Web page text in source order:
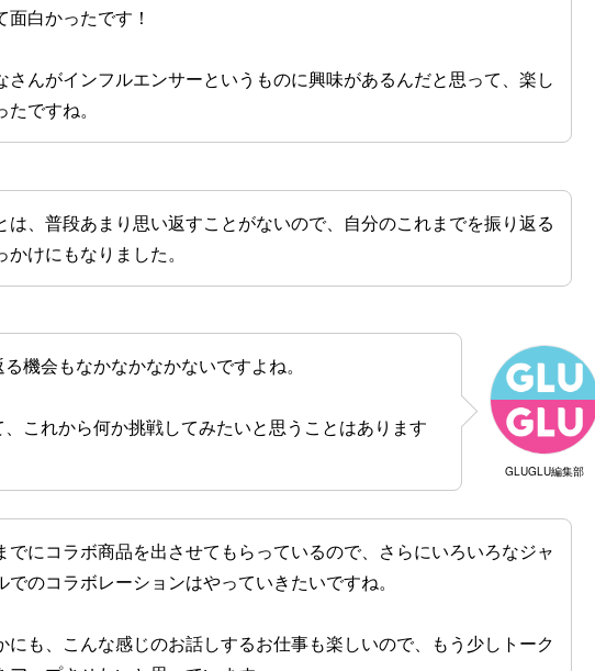
面白かったです！
さんがインフルエンサーというものに興味があるんだと思って、楽し
たですね。
は、普段あまり思い返すことがないので、自分のこれまでを振り返る
かけにもなりました。
GLUGLU編集部
機会もなかなかなかないですよね。
これから何か挑戦してみたいと思うことはあります
でにコラボ商品を出させてもらっているので、さらにいろいろなジャ
でのコラボレーションはやっていきたいですね。
にも、こんな感じのお話しするお仕事も楽しいので、もう少しトーク